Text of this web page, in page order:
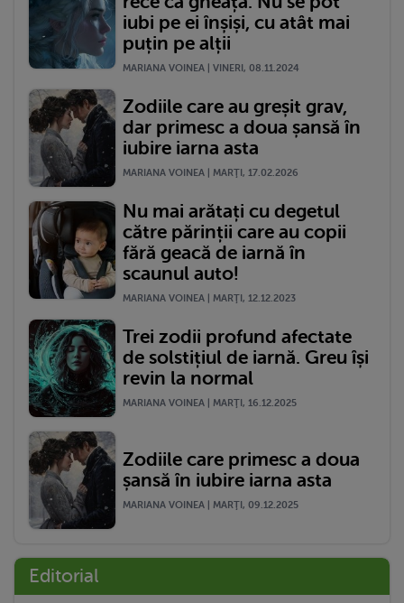
iubi pe ei înșiși, cu atât mai
puțin pe alții
MARIANA VOINEA | VINERI, 08.11.2024
Zodiile care au greșit grav,
dar primesc a doua șansă în
iubire iarna asta
MARIANA VOINEA | MARŢI, 17.02.2026
Nu mai arătați cu degetul
către părinții care au copii
fără geacă de iarnă în
scaunul auto!
MARIANA VOINEA | MARŢI, 12.12.2023
Trei zodii profund afectate
de solstițiul de iarnă. Greu își
revin la normal
MARIANA VOINEA | MARŢI, 16.12.2025
Zodiile care primesc a doua
șansă în iubire iarna asta
MARIANA VOINEA | MARŢI, 09.12.2025
Editorial